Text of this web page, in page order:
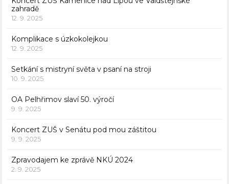
zahradě
12. 9. 2025
Komplikace s úzkokolejkou
12. 9. 2025
Setkání s mistryní světa v psaní na stroji
10. 9. 2025
OA Pelhřimov slaví 50. výročí
9. 9. 2025
Koncert ZUŠ v Senátu pod mou záštitou
9. 9. 2025
Zpravodajem ke zprávě NKÚ 2024
2. 9. 2025